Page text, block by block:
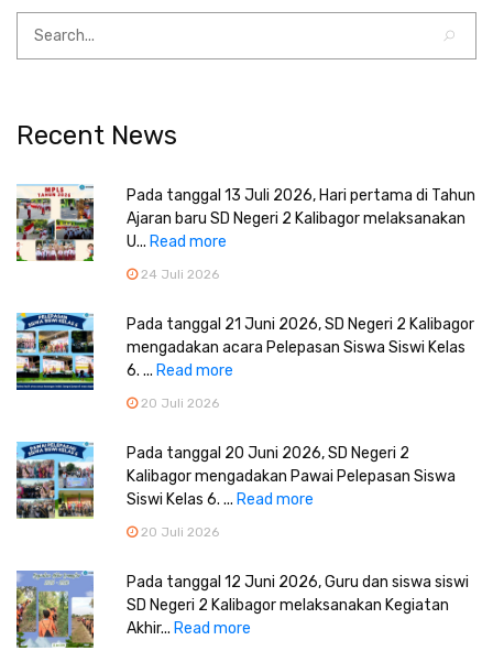
Recent News
Pada tanggal 13 Juli 2026, Hari pertama di Tahun
Ajaran baru SD Negeri 2 Kalibagor melaksanakan
U... Read more
24 Juli 2026
Pada tanggal 21 Juni 2026, SD Negeri 2 Kalibagor
mengadakan acara Pelepasan Siswa Siswi Kelas
6. ... Read more
20 Juli 2026
Pada tanggal 20 Juni 2026, SD Negeri 2
Kalibagor mengadakan Pawai Pelepasan Siswa
Siswi Kelas 6. ... Read more
20 Juli 2026
Pada tanggal 12 Juni 2026, Guru dan siswa siswi
SD Negeri 2 Kalibagor melaksanakan Kegiatan
Akhir... Read more